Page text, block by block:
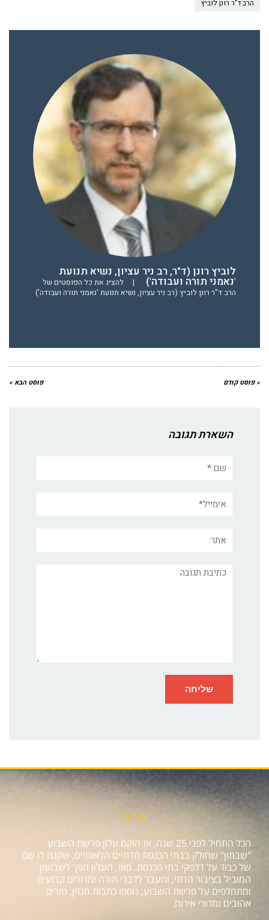
הרב ד"ר רונן לוביץ
לוביץ רונן (ד"ר, רב ניר עציון, נשיא תנועת
'נאמני תורה ועבודה') |
להציג את כל הפוסטים של
הרב ד"ר רונן לוביץ (רב ניר עציון, נשיא תנועת 'נאמני תורה ועבודה')
« פוסט קודם פוסט הבא »
השארת תגובה
תגובה
אודות
הכל התחיל לפני 25 שנה, אז הוקם עלון פרשת השבוע
"שבתון" שחולק בבתי הכנסת הדתיים הלאומיים, שקנה לו שם
של כבוד על דלפקי בתי הכנסת. מאז, העלון הפך לשבועון
המוביל בציבור הדתי, ומעבר לדברי תורה ומדורים קבועים
ומתחלפים על פרשת השבוע, נוספו כתבות מגזין, טורים
אהובים ומדורי אירוח.